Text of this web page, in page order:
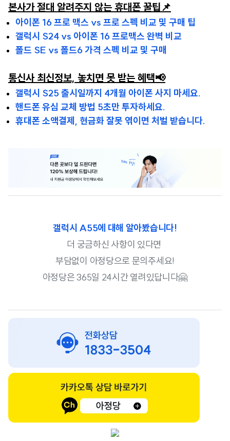
본사가 절대 알려주지 않는 휴대폰 꿀팁📌
아이폰 16 프로 맥스 vs 프로 스펙 비교 및 구매 팁
갤럭시 S24 vs 아이폰 16 프로맥스 완벽 비교
폴드 SE vs 폴드6 가격 스펙 비교 및 구매
통신사 최신정보, 놓치면 못 받는 혜택📢
갤럭시 S25 출시일까지 4개월 아이폰 사지 마세요.
핸드폰 유심 교체 방법 5초만 투자하세요.
휴대폰 소액결제, 현금화 잘못 엮이면 처벌 받습니다.
갤럭시 A55에 대해 알아봤습니다!
더 궁금하신 사항이 있다면
부담없이 아정당으로 문의주세요!
아정당은 365일 24시간 열려있답니다🤗